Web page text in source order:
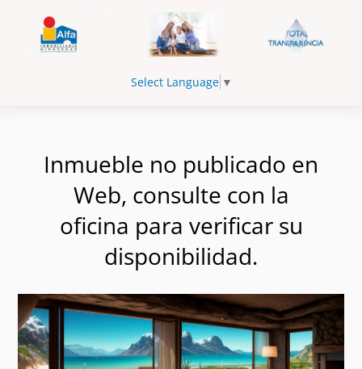
Select Language ▼
Inmueble no publicado en
Web, consulte con la
oficina para verificar su
disponibilidad.